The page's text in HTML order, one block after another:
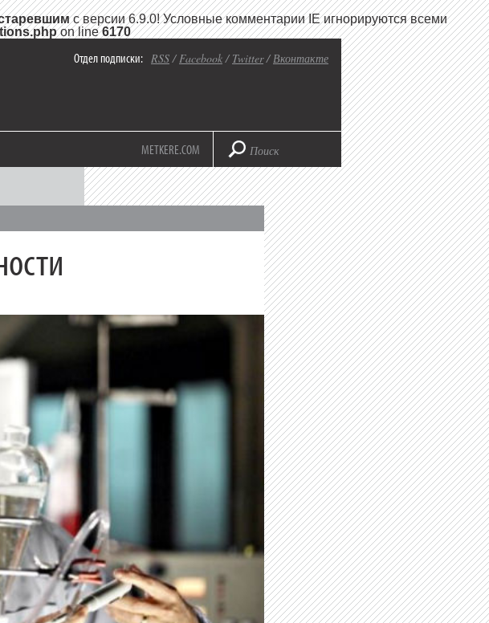
с версии 6.9.0! Условные комментарии IE игнорируются всеми
on line6170
Отдел подписки: RSS/Facebook/ Twitter/Вконтакте
METKERE.COM